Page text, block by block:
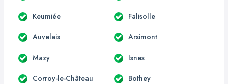
Keumiée Falisolle
Auvelais Arsimont
Mazy Isnes
Corroy-le-Château Bothey